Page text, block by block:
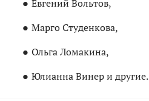
Евгений Вольтов,
Марго Студенкова,
Ольга Ломакина,
Юлианна Винер и другие.